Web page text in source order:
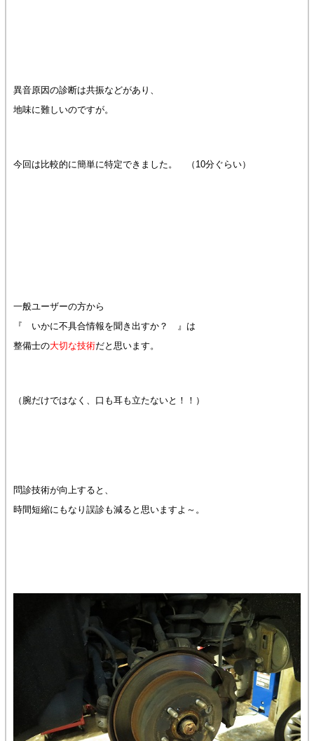
異音原因の診断は共振などがあり、
地味に難しいのですが。
今回は比較的に簡単に特定できました。 （10分ぐらい）
一般ユーザーの方から
『 いかに不具合情報を聞き出すか？ 』は
整備士の大切な技術だと思います。
（腕だけではなく、口も耳も立たないと！！）
問診技術が向上すると、
時間短縮にもなり誤診も減ると思いますよ～。